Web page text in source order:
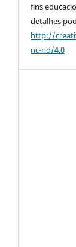
fins
detalhes
http://
nc-nd/4.0